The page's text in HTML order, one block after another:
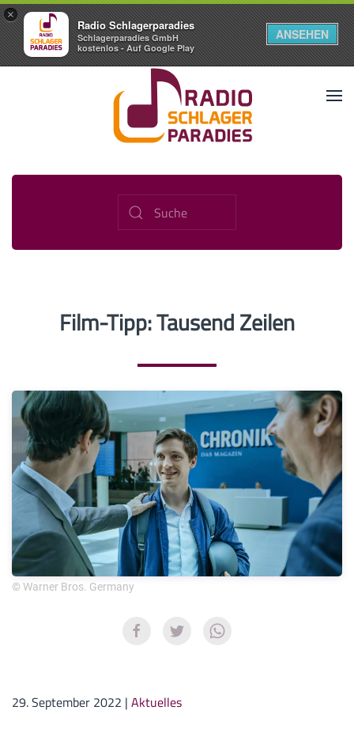
×
Radio Schlagerparadies
Schlagerparadies GmbH
kostenlos - Auf Google Play
ANSEHEN
Film-Tipp: Tausend Zeilen
© Warner Bros. Germany
29. September 2022 | Aktuelles